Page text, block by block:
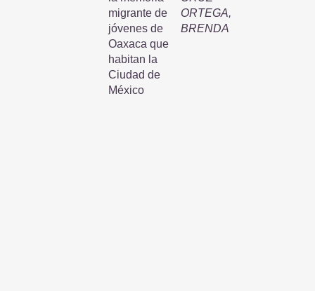
migrante de
jóvenes de
Oaxaca que
habitan la
Ciudad de
México
ORTEGA,
BRENDA